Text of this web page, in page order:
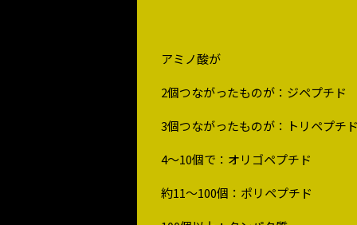
アミノ酸が
2個つながったものが：ジペプチド
3個つながったものが：トリペプチ
4～10個で：オリゴペプチド
約11～100個：ポリペプチド